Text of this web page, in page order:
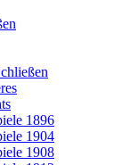
1896
1904
1908